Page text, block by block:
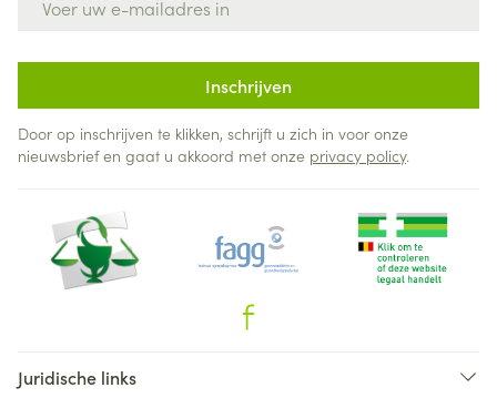
Inschrijven
Door op inschrijven te klikken, schrijft u zich in voor onze
nieuwsbrief en gaat u akkoord met onze privacy policy.
Juridische links